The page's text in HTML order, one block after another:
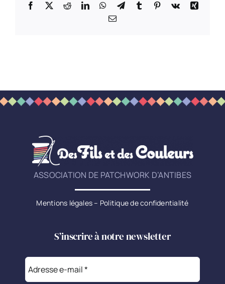
Facebook
X RedditLinkedInWhatsApp
TelegramTumblr Pinterest
Vk
Xing
Email
ASSOCIATION DE PATCHWORK D’ANTIBES
Mentions légales– Politique de confidentialité
S’inscrire à notre newsletter